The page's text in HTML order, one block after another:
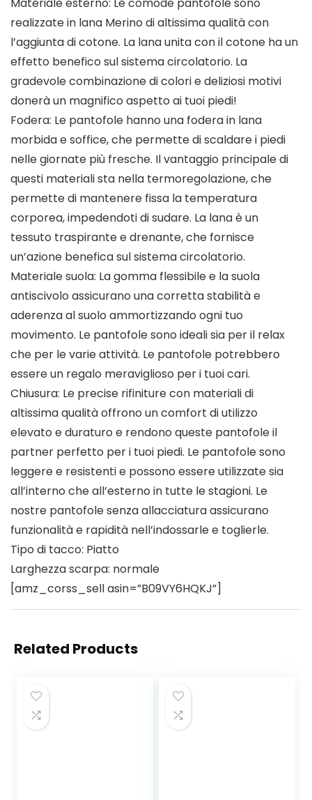
Materiale esterno: Le comode pantofole sono
realizzate in lana Merino di altissima qualità con
l’aggiunta di cotone. La lana unita con il cotone ha un
effetto benefico sul sistema circolatorio. La
gradevole combinazione di colori e deliziosi motivi
donerà un magnifico aspetto ai tuoi piedi!
Fodera: Le pantofole hanno una fodera in lana
morbida e soffice, che permette di scaldare i piedi
nelle giornate più fresche. Il vantaggio principale di
questi materiali sta nella termoregolazione, che
permette di mantenere fissa la temperatura
corporea, impedendoti di sudare. La lana è un
tessuto traspirante e drenante, che fornisce
un’azione benefica sul sistema circolatorio.
Materiale suola: La gomma flessibile e la suola
antiscivolo assicurano una corretta stabilità e
aderenza al suolo ammortizzando ogni tuo
movimento. Le pantofole sono ideali sia per il relax
che per le varie attività. Le pantofole potrebbero
essere un regalo meraviglioso per i tuoi cari.
Chiusura: Le precise rifiniture con materiali di
altissima qualità offrono un comfort di utilizzo
elevato e duraturo e rendono queste pantofole il
partner perfetto per i tuoi piedi. Le pantofole sono
leggere e resistenti e possono essere utilizzate sia
all’interno che all’esterno in tutte le stagioni. Le
nostre pantofole senza allacciatura assicurano
funzionalità e rapidità nell’indossarle e toglierle.
Tipo di tacco: Piatto
Larghezza scarpa: normale
[amz_corss_sell asin=”B09VY6HQKJ”]
Related Products